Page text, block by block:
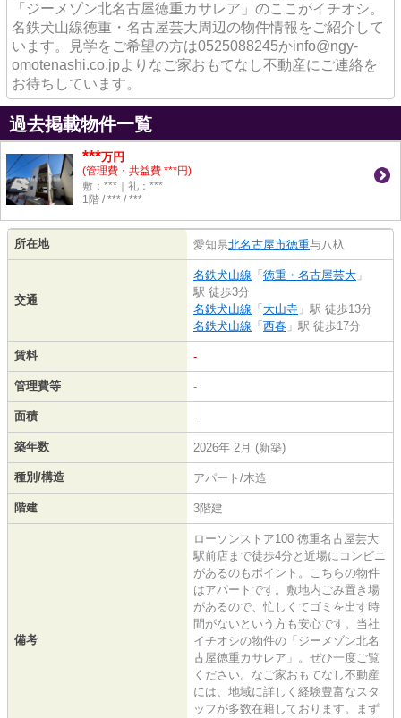
「ジーメゾン北名古屋徳重カサレア」のここがイチオシ。
名鉄犬山線徳重・名古屋芸大周辺の物件情報をご紹介して
います。見学をご希望の方は0525088245かinfo@ngy-
omotenashi.co.jpよりなご家おもてなし不動産にご連絡を
お待ちしています。
過去掲載物件一覧
***万円
(管理費・共益費 ***円)
敷：***｜礼：***
1階 / *** / ***
所在地 愛知県北名古屋市徳重与八杁
交通
名鉄犬山線 「 徳重・名古屋芸大 」
駅 徒歩3分
名鉄犬山線 「 大山寺 」駅 徒歩13分
名鉄犬山線 「 西春 」駅 徒歩17分
賃料 -
管理費等 -
面積 -
築年数 2026年 2月 (新築)
種別/構造 アパート/木造
階建 3階建
備考
ローソンストア100 徳重名古屋芸大
駅前店まで徒歩4分と近場にコンビニ
があるのもポイント。こちらの物件
はアパートです。敷地内ごみ置き場
があるので、忙しくてゴミを出す時
間がないという方も安心です。当社
イチオシの物件の「ジーメゾン北名
古屋徳重カサレア」。ぜひ一度ご覧
ください。なご家おもてなし不動産
には、地域に詳しく経験豊富なスタ
ッフが多数在籍しております。まず